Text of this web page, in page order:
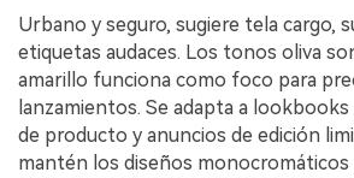
Urbano y seguro, sugiere tela cargo,
etiquetas audaces. Los tonos oliva
amarillo funciona como foco para
lanzamientos. Se adapta a lookbooks
de producto y anuncios de edición
mantén los diseños monocromáticos